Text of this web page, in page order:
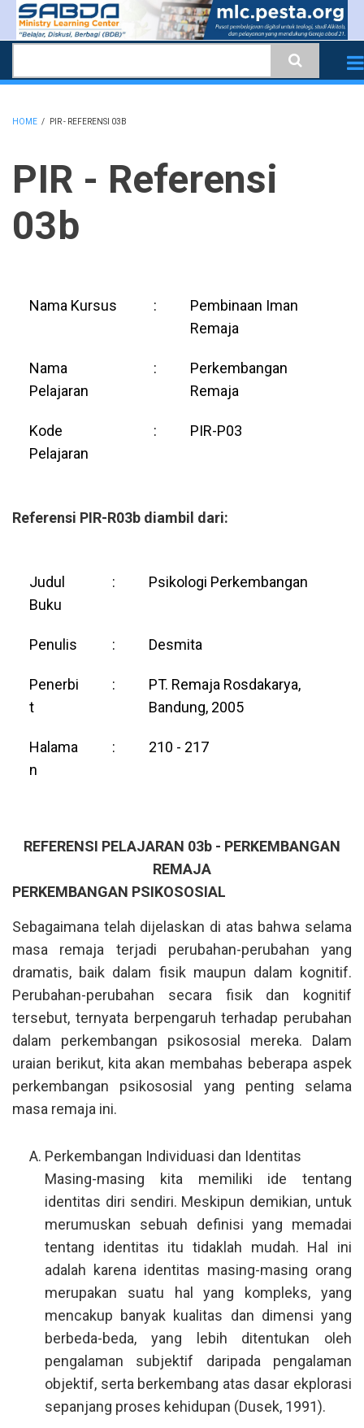
Skip
content
HOME / PIR - REFERENSI 03B
PIR - Referensi
03b
Nama Kursus :
Pembinaan Iman
Remaja
Nama
Pelajaran
:
Perkembangan
Remaja
Kode
Pelajaran
: PIR-P03
Referensi PIR-R03b diambil dari:
Judul
Buku
: Psikologi Perkembangan
Penulis : Desmita
Penerbi
t
:
PT. Remaja Rosdakarya,
Bandung, 2005
Halama
n
: 210 - 217
REFERENSI PELAJARAN 03b - PERKEMBANGAN
REMAJA
PERKEMBANGAN PSIKOSOSIAL
Sebagaimana telah dijelaskan di atas bahwa selama
masa remaja terjadi perubahan-perubahan yang
dramatis, baik dalam fisik maupun dalam kognitif.
Perubahan-perubahan secara fisik dan kognitif
tersebut, ternyata berpengaruh terhadap perubahan
dalam perkembangan psikososial mereka. Dalam
uraian berikut, kita akan membahas beberapa aspek
perkembangan psikososial yang penting selama
masa remaja ini.
Perkembangan Individuasi dan Identitas
Masing-masing kita memiliki ide tentang
identitas diri sendiri. Meskipun demikian, untuk
merumuskan sebuah definisi yang memadai
tentang identitas itu tidaklah mudah. Hal ini
adalah karena identitas masing-masing orang
merupakan suatu hal yang kompleks, yang
mencakup banyak kualitas dan dimensi yang
berbeda-beda, yang lebih ditentukan oleh
pengalaman subjektif daripada pengalaman
objektif, serta berkembang atas dasar ekplorasi
sepanjang proses kehidupan (Dusek, 1991).